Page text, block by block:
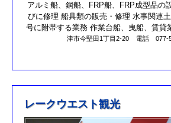
第17回オーナーズカップを更新しまし
R元/10/25クラブハウスのリニューア
R元/8/25果情報更新しました
H30/11/7釣果情報更新しました
H30/9/30臨時休業のお知らせ！！
アルミ船、鋼船、FRP船、FRP成型品の
びに修理 船具類の販売・修理 水事関連
号に附帯する業務 作業台船、曳船、賃貸
津市今堅田1丁目2-20
電話 077-
レークウエスト観光